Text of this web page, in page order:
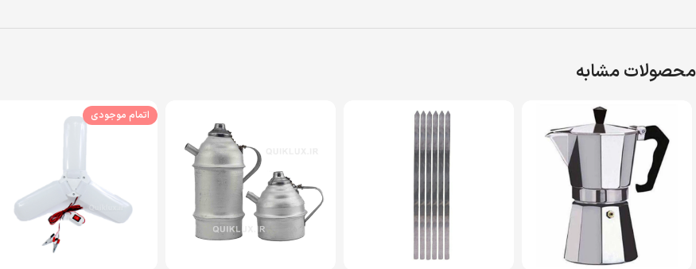
محصولات مشابه
اتمام موجودی